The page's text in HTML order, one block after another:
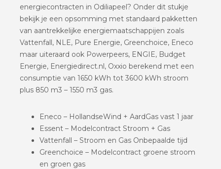
energiecontracten in Odiliapeel? Onder dit stukje
bekijk je een opsomming met standaard pakketten
van aantrekkelijke energiemaatschappijen zoals
Vattenfall, NLE, Pure Energie, Greenchoice, Eneco
maar uiteraard ook Powerpeers, ENGIE, Budget
Energie, Energiedirect.nl, Oxxio berekend met een
consumptie van 1650 kWh tot 3600 kWh stroom
plus 850 m3 – 1550 m3 gas.
Eneco – HollandseWind + AardGas vast 1 jaar
Essent – Modelcontract Stroom + Gas
Vattenfall – Stroom en Gas Onbepaalde tijd
Greenchoice – Modelcontract groene stroom
en groen gas